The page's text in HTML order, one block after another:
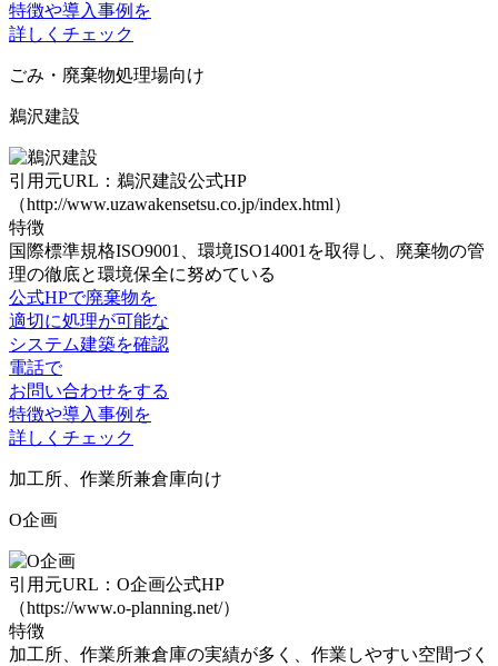
特徴や導入事例を
詳しくチェック
ごみ・廃棄物処理場向け
鵜沢建設
引用元URL：鵜沢建設公式HP
（http://www.uzawakensetsu.co.jp/index.html）
特徴
国際標準規格ISO9001、環境ISO14001を取得し、廃棄物の管
理の徹底と環境保全に努めている
公式HPで廃棄物を
適切に処理が可能な
システム建築を確認
電話で
お問い合わせをする
特徴や導入事例を
詳しくチェック
加工所、作業所兼倉庫向け
O企画
引用元URL：O企画公式HP
（https://www.o-planning.net/）
特徴
加工所、作業所兼倉庫の実績が多く、 作業しやすい空間づく